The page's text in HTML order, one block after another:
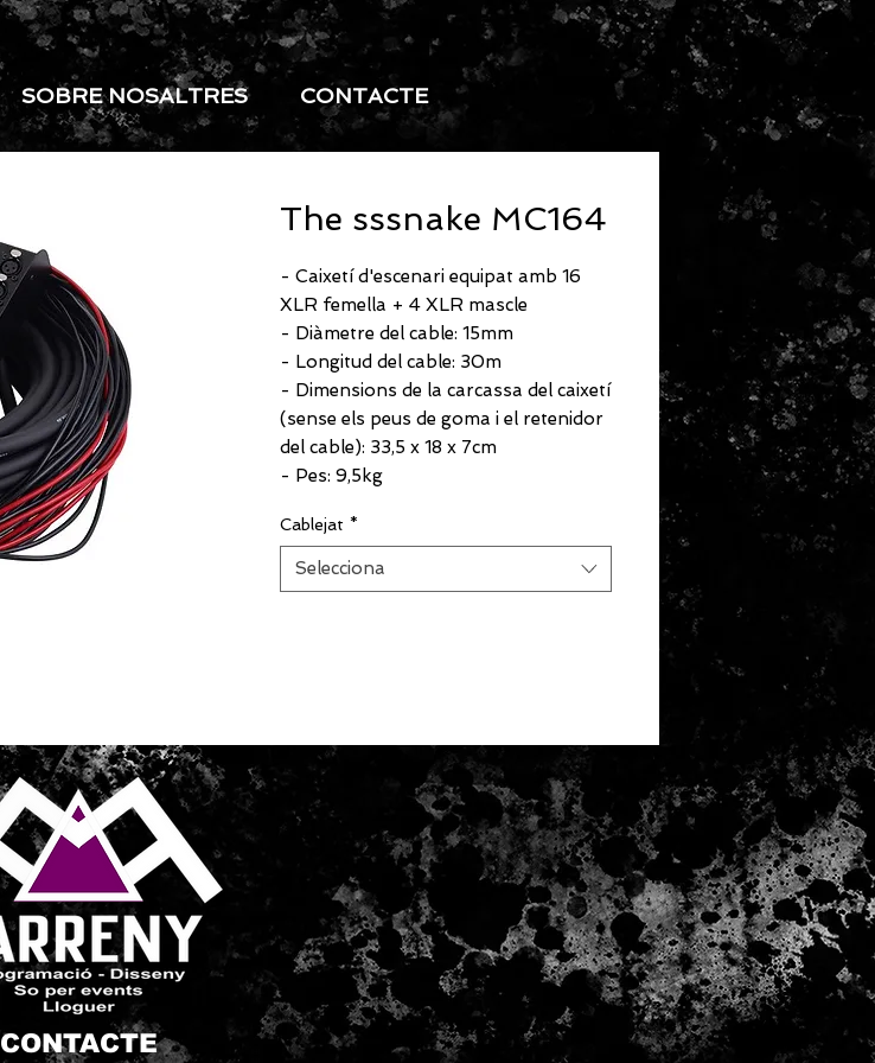
SOBRE NOSALTRES CONTACTE
The sssnake MC164
- Caixetí d'escenari equipat amb 16
XLR femella + 4 XLR mascle
- Diàmetre del cable: 15mm
- Longitud del cable: 30m
- Dimensions de la carcassa del caixetí
(sense els peus de goma i el retenidor
del cable): 33,5 x 18 x 7cm
- Pes: 9,5kg
Cablejat *
Selecciona
CONTACTE